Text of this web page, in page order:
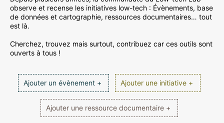
observe et recense les initiatives low-tech : Évènements, base
de données et cartographie, ressources documentaires… tout
est là.
Cherchez, trouvez mais surtout, contribuez car ces outils sont
ouverts à tous !
Ajouter un évènement + Ajouter une initiative +
Ajouter une ressource documentaire +